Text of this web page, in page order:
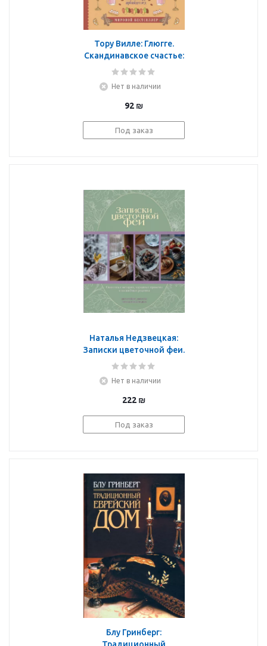
Тору Вилле: Глюгге.
Скандинавское счастье:
пьем чаек в пижамке!
Нет в наличии
92 ₪
Под заказ
Наталья Недзвецкая:
Записки цветочной феи.
Сказочные истории,
волшебные рецепты
Нет в наличии
222 ₪
Под заказ
Блу Гринберг: